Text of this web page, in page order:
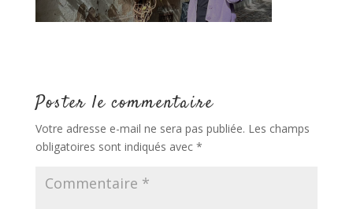
Poster le commentaire
Votre adresse e-mail ne sera pas publiée. Les champs
obligatoires sont indiqués avec *